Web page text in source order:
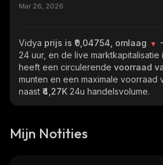
Mar 26, 2026
Vidya prijs is ₹0,04754, omlaag
24 uur, en de live marktkapitalisatie
heeft een circulerende voorraad
munten en een maximale voorraad
naast ₹4,27K 24u handelsvolume.
Mijn Notities